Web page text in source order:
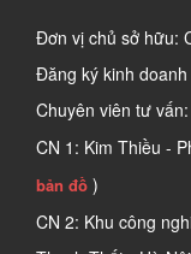
Đơn vị chủ sở hữu:
Đăng ký kinh doanh
Chuyên viên tư vấn:
CN 1: Kim Thiều -
bản đồ )
CN 2: Khu công